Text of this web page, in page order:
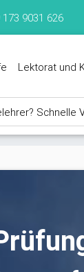
9031 626
Lektorat und